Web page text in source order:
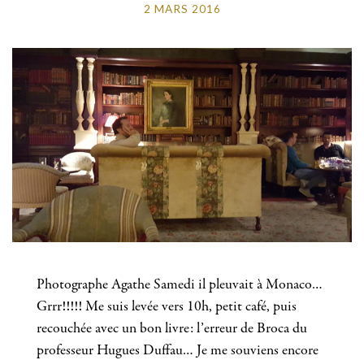
2 MARS 2016
Photographe Agathe Samedi il pleuvait à Monaco…
Grrr!!!!! Me suis levée vers 10h, petit café, puis
recouchée avec un bon livre: l’erreur de Broca du
professeur Hugues Duffau… Je me souviens encore